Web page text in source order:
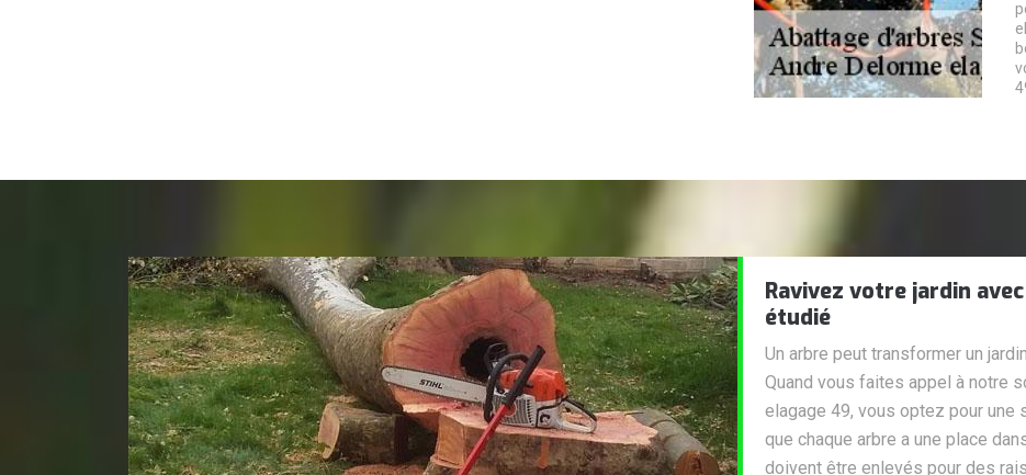
Ravivez votre jardin
étudié
Un arbre peut transformer un
Quand vous faites appel à notre
elagage 49, vous optez pour une
que chaque arbre a une place
doivent être enlevés pour des